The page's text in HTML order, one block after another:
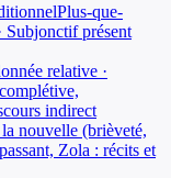
Plus-que-
Subjonctif présent
relative ·
indirect
nouvelle (brièveté,
Zola : récits et